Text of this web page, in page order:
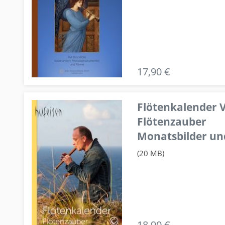
17,90 €
Flötenkalender
Flötenzauber
Monatsbilder
(20 MB)